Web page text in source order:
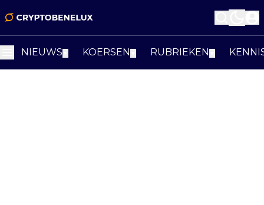
NIEUWS KOERSEN RUBRIEKEN